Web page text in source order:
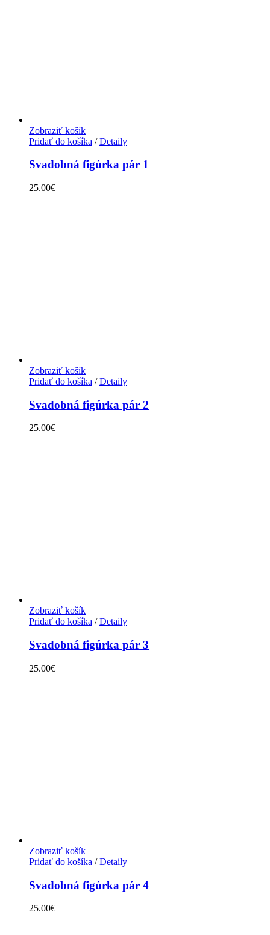
Zobraziť košík
Pridať do košíka / Detaily
Svadobná figúrka pár 1
25.00€
Zobraziť košík
Pridať do košíka / Detaily
Svadobná figúrka pár 2
25.00€
Zobraziť košík
Pridať do košíka / Detaily
Svadobná figúrka pár 3
25.00€
Zobraziť košík
Pridať do košíka / Detaily
Svadobná figúrka pár 4
25.00€